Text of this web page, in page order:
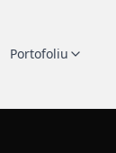
Portofoliu